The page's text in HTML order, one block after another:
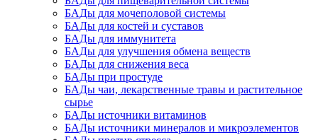
БАДы для мочеполовой системы
БАДы для костей и суставов
БАДы для иммунитета
БАДы для улучшения обмена веществ
БАДы для снижения веса
БАДы при простуде
БАДы чаи, лекарственные травы и растительное
сырье
БАДы источники витаминов
БАДы источники минералов и микроэлементов